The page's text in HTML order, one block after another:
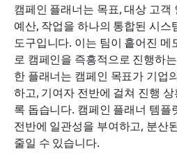
캠페인 플래너는 목표, 대상 고객
예산, 작업을 하나의 통합된 시스
도구입니다. 이는 팀이 흩어진 메
로 캠페인을 즉흥적으로 진행하
한 플래너는 캠페인 목표가 기업
하고, 기여자 전반에 걸쳐 진행
록 돕습니다. 캠페인 플래너 템플
전반에 일관성을 부여하고, 분산
줄일 수 있습니다.